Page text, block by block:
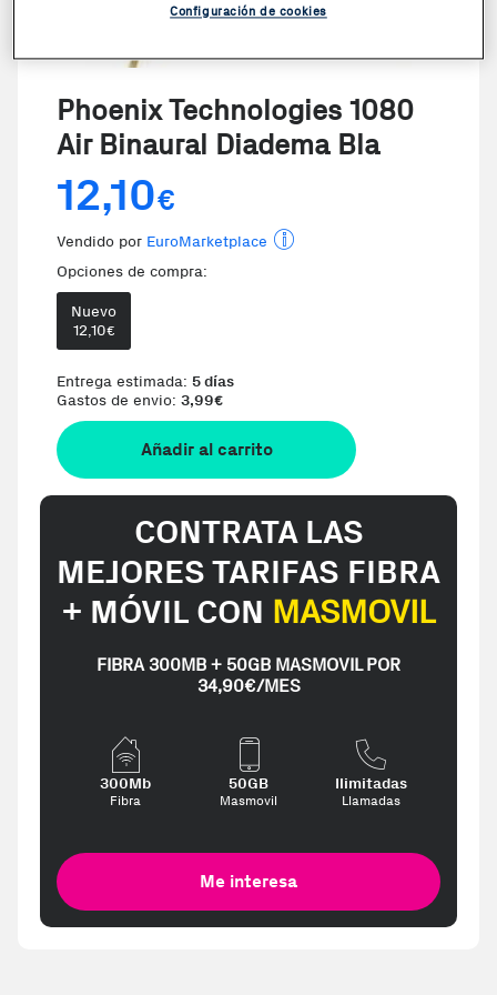
Phoenix Technologies 1080
Air Binaural Diadema Bla
12,10€
Vendido por EuroMarketplace
Opciones de compra:
Nuevo
12,10€
Entrega estimada: 5 días
Gastos de envio: 3,99€
Añadir al carrito
CONTRATA LAS
MEJORES TARIFAS FIBRA
+ MÓVIL CON MASMOVIL
FIBRA 300MB + 50GB MASMOVIL POR
34,90€/MES
300Mb
Fibra
50GB
Masmovil
Ilimitadas
Llamadas
Me interesa
Configuración de cookies